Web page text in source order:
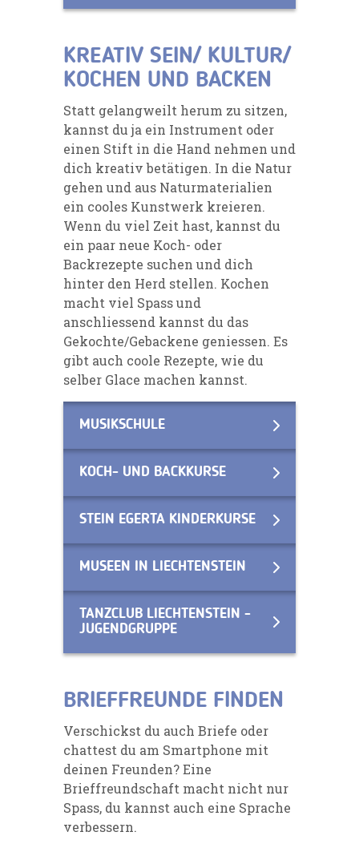
KREATIV SEIN/ KULTUR/
KOCHEN UND BACKEN
Statt gelangweilt herum zu sitzen,
kannst du ja ein Instrument oder
einen Stift in die Hand nehmen und
dich kreativ betätigen. In die Natur
gehen und aus Naturmaterialien
ein cooles Kunstwerk kreieren.
Wenn du viel Zeit hast, kannst du
ein paar neue Koch- oder
Backrezepte suchen und dich
hinter den Herd stellen. Kochen
macht viel Spass und
anschliessend kannst du das
Gekochte/Gebackene geniessen. Es
gibt auch coole Rezepte, wie du
selber Glace machen kannst.
MUSIKSCHULE
KOCH- UND BACKKURSE
STEIN EGERTA KINDERKURSE
MUSEEN IN LIECHTENSTEIN
TANZCLUB LIECHTENSTEIN -
JUGENDGRUPPE
BRIEFFREUNDE FINDEN
Verschickst du auch Briefe oder
chattest du am Smartphone mit
deinen Freunden? Eine
Brieffreundschaft macht nicht nur
Spass, du kannst auch eine Sprache
verbessern.